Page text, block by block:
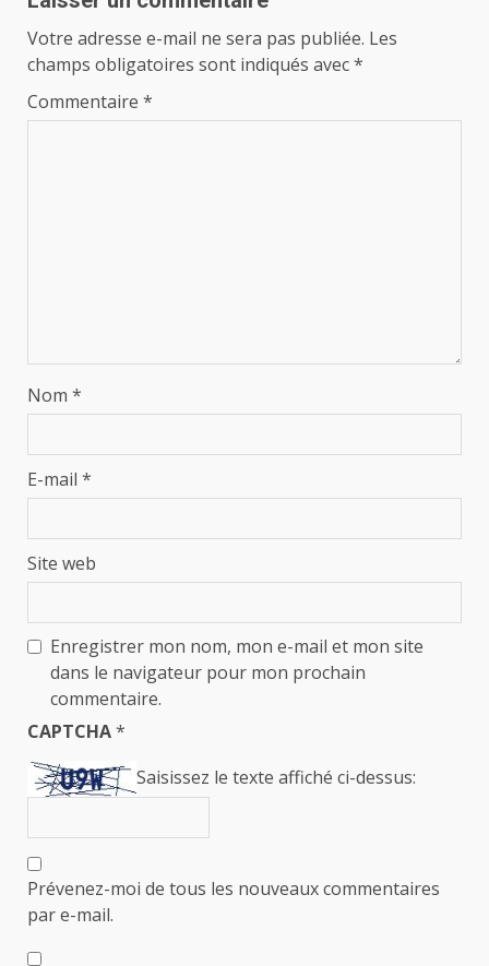
Votre adresse e-mail ne sera pas publiée. Les
champs obligatoires sont indiqués avec*
Commentaire *
Nom *
E-mail *
Site web
Enregistrer mon nom, mon e-mail et mon site
dans le navigateur pour mon prochain
commentaire.
CAPTCHA*
Saisissez le texte affiché ci-dessus:
Prévenez-moi de tous les nouveaux commentaires
par e-mail.